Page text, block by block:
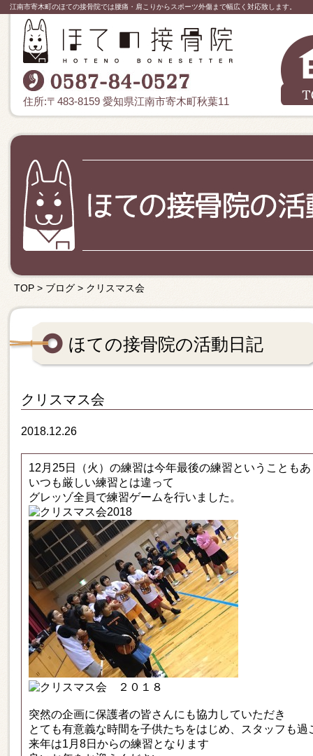
江南市寄木町のほての接骨院では腰痛・肩こりからスポーツ外傷まで幅広く対応致します。
住所:〒483-8159 愛知県江南市寄木町秋葉11
TOP > ブログ> クリスマス会
ほての接骨院の活動日記
クリスマス会
2018.12.26
12月25日（火）の練習は今年最後の練習ということも
いつも厳しい練習とは違って
グレッゾ全員で練習ゲームを行いました。
突然の企画に保護者の皆さんにも協力していただき
とても有意義な時間を子供たちをはじめ、スタッフも過
来年は1月8日からの練習となります